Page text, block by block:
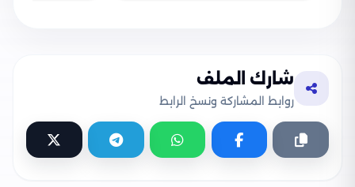
شارك الملف
روابط المشاركة ونسخ الرابط